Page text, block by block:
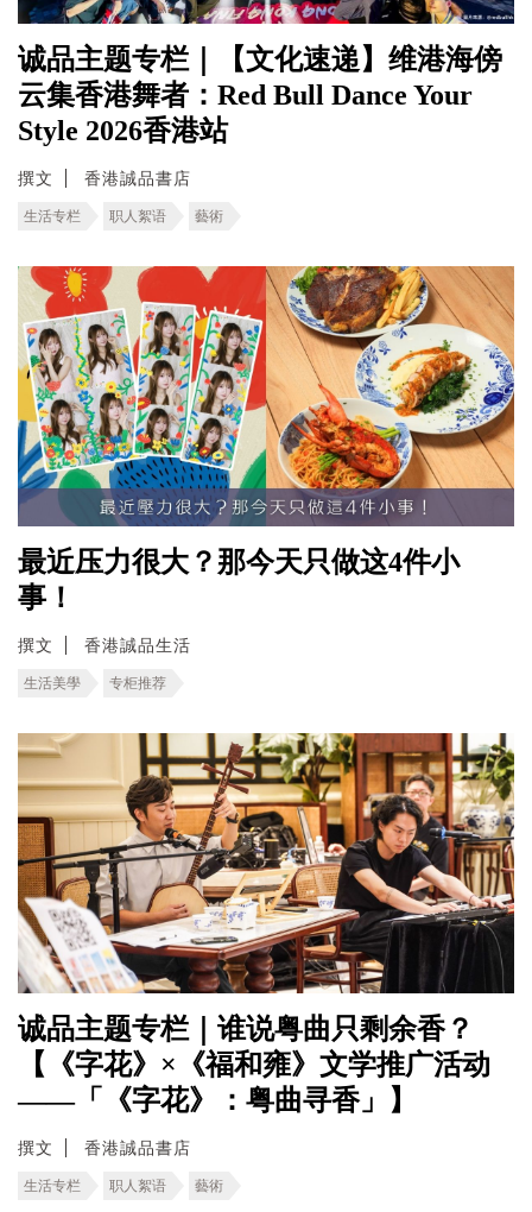
诚品主题专栏｜【文化速递】维港海傍
云集香港舞者：Red Bull Dance Your
Style 2026香港站
撰文 香港誠品書店
生活专栏 职人絮语 藝術
最近压力很大？那今天只做这4件小
事！
撰文 香港誠品生活
生活美學 专柜推荐
诚品主题专栏｜谁说粤曲只剩余香？
【《字花》×《福和雍》文学推广活动
——「《字花》：粤曲寻香」】
撰文 香港誠品書店
生活专栏 职人絮语 藝術